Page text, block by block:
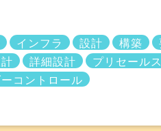
インフラ 設計 構築
詳細設計 プリセールス
コントロール